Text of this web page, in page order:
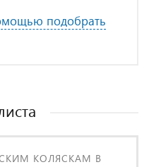
подобрать
КОЛЯСКАМ В